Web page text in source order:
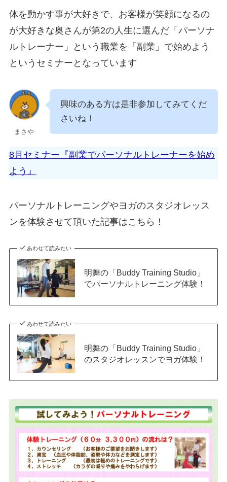
体を動かす事が大好きで、お客様が笑顔になるの
が大好きな奥さんが第2の人生に選んだ「パーソナ
ルトレーナー」という職業を「副業」で始めよう
というセミナーとなっています
まさや
興味のある方は是非参加してみてくだ
さいね！
8月セミナー『副業でパーソナルトレーナーを始め
よう』
パーソナルトレーニングやヨガのスタジオレッス
ンを体験させて頂いた記事はこちら！
あわせて読みたい
明舞の「Buddy Training Studio」
でパーソナルトレーニング体験！
あわせて読みたい
明舞の「Buddy Training Studio」
のスタジオレッスンでヨガ体験！